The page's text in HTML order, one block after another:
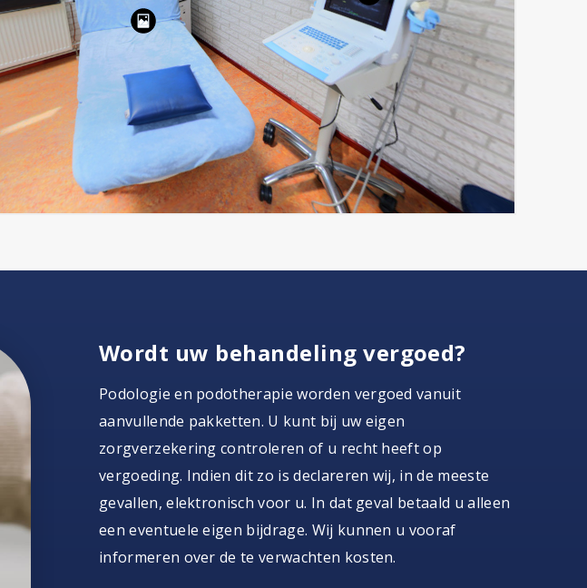
Wordt uw behandeling vergoed?
Podologie en podotherapie worden vergoed vanuit
aanvullende pakketten. U kunt bij uw eigen
zorgverzekering controleren of u recht heeft op
vergoeding. Indien dit zo is declareren wij, in de meeste
gevallen, elektronisch voor u. In dat geval betaald u alleen
een eventuele eigen bijdrage. Wij kunnen u vooraf
informeren over de te verwachten kosten.